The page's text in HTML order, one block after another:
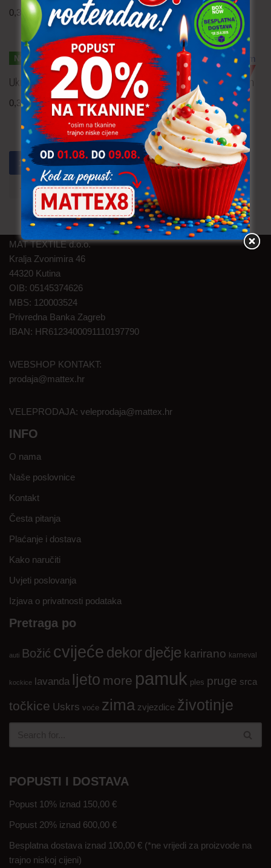
0,30€ uključ. PDV
NOVO!
Ukrasna traka – bež 10 cm
0,30€ uključ. PDV
NOVO!
TRAJNO NISKA CIJENA!
Ukrasna traka – bež 10 cm
0,15€ uključ. PDV
1 3 4 5 6 7
MAT TEXTILE d.o.o.
Kralja Zvonimira 46
44320 Kutina
OIB: 05145374626
MBS: 120003524
Privredna Banka Zagreb
IBAN: HR6123400091110197790
WEBSHOP KONTAKT:
prodaja@mattex.hr
VELEPRODAJA: veleprodaja@mattex.hr
INFO
O nama
Naše poslovnice
Kontakt
Česta pitanja
Plaćanje i dostava
Kako naručiti
Uvjeti poslovanja
Izjava o privatnosti podataka
Pretraga po
auti Božić cvijeće dekordječje karirano karneval
kockice lavanda ljeto more pamuk ples pruge srca
točkice Uskrs voće zima zvjezdice životinje
POPUSTI I DOSTAVA
Popust 10% iznad 150,00 €
Popust 20% iznad 600,00 €
Besplatna dostava iznad 100,00 € (*ne vrijedi za proizvode na
trajno niskoj cijeni)